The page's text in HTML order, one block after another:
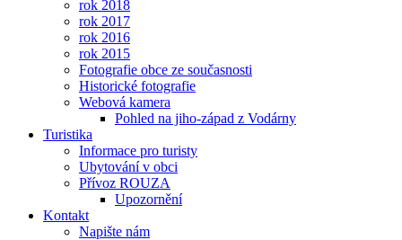
rok 2018
rok 2017
rok 2016
rok 2015
Fotografie obce ze současnosti
Historické fotografie
Webová kamera
Pohled na jiho-západ z Vodárny
Turistika
Informace pro turisty
Ubytování v obci
Přívoz ROUZA
Upozornění
Kontakt
Napište nám